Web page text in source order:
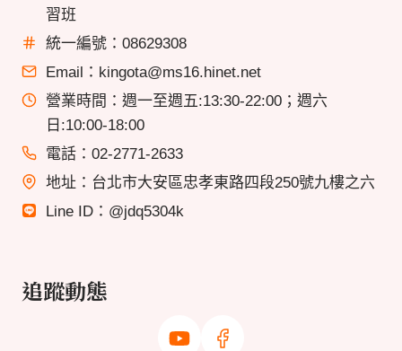
習班
統一編號：08629308
Email：kingota@ms16.hinet.net
營業時間：週一至週五:13:30-22:00；週六
日:10:00-18:00
電話：02-2771-2633
地址：台北市大安區忠孝東路四段250號九樓之六
Line ID：@jdq5304k
追蹤動態